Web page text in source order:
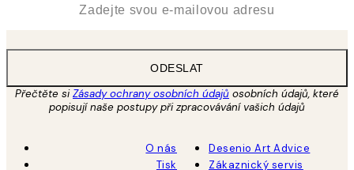
ODESLAT
Přečtěte siZásady ochrany osobních údajů osobních údajů, které
popisují naše postupy při zpracovávání vašich údajů
O nás
Tisk
Desenio Art Advice
Zákaznický servis